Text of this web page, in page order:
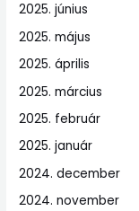
2025. június
2025. május
2025. április
2025. március
2025. február
2025. január
2024. december
2024. november